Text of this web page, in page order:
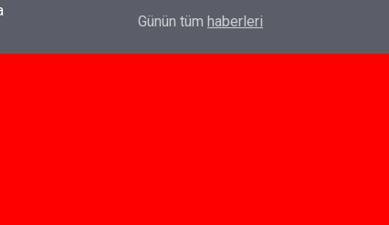
Özlem Drahyalı Kimdir, Nereli ve Kaç
Günün tüm haberleri